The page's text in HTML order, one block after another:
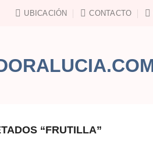
UBICACIÓN CONTACTO
“FRUTILLA”